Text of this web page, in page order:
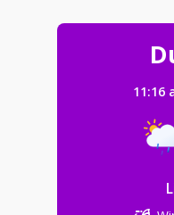
11:16
बस और